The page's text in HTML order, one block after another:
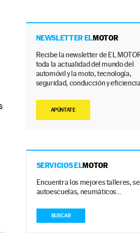
NEWSLETTER ELMOTOR
Recibe la newsletter de EL
toda la actualidad del mundo del
automóvil y la moto, tecnología,
seguridad, conducción y eficiencia.
APÚNTATE
SERVICIOS ELMOTOR
Encuentra los mejores talleres,
autoescuelas, neumáticos…
BUSCAR